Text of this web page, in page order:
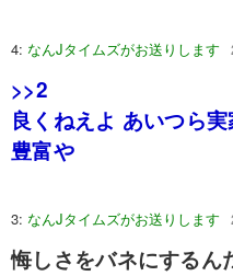
4: なんJタイムズがお送りします
>>2
良くねえよ あいつら
豊富や
3: なんJタイムズがお送りします
悔しさをバネにするん